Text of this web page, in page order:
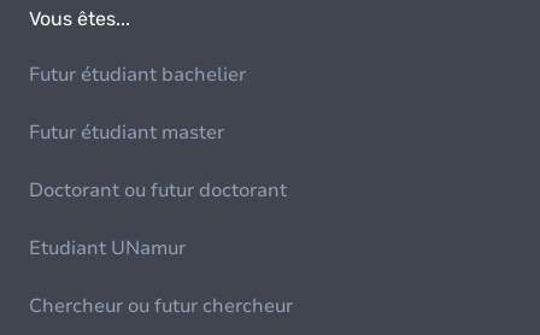
Vous êtes...
Futur étudiant bachelier
Futur étudiant master
Doctorant ou futur doctorant
Etudiant UNamur
Chercheur ou futur chercheur